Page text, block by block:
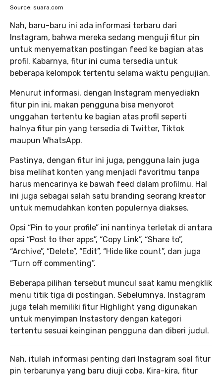
Source: suara.com
Nah, baru-baru ini ada informasi terbaru dari
Instagram, bahwa mereka sedang menguji fitur pin
untuk menyematkan postingan feed ke bagian atas
profil. Kabarnya, fitur ini cuma tersedia untuk
beberapa kelompok tertentu selama waktu pengujian.
Menurut informasi, dengan Instagram menyediakn
fitur pin ini, makan pengguna bisa menyorot
unggahan tertentu ke bagian atas profil seperti
halnya fitur pin yang tersedia di Twitter, Tiktok
maupun WhatsApp.
Pastinya, dengan fitur ini juga, pengguna lain juga
bisa melihat konten yang menjadi favoritmu tanpa
harus mencarinya ke bawah feed dalam profilmu. Hal
ini juga sebagai salah satu branding seorang kreator
untuk memudahkan konten populernya diakses.
Opsi “Pin to your profile” ini nantinya terletak di antara
opsi “Post to ther apps”, “Copy Link”, “Share to”,
“Archive”, “Delete”, “Edit”, “Hide like count”, dan juga
“Turn off commenting”.
Beberapa pilihan tersebut muncul saat kamu mengklik
menu titik tiga di postingan. Sebelumnya, Instagram
juga telah memiliki fitur Highlight yang digunakan
untuk menyimpan Instastory dengan kategori
tertentu sesuai keinginan pengguna dan diberi judul.
Nah, itulah informasi penting dari Instagram soal fitur
pin terbarunya yang baru diuji coba. Kira-kira, fitur